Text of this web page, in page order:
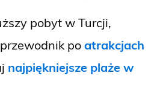
pobyt w Turcji,
po atrakcjach
najpiękniejsze plaże w